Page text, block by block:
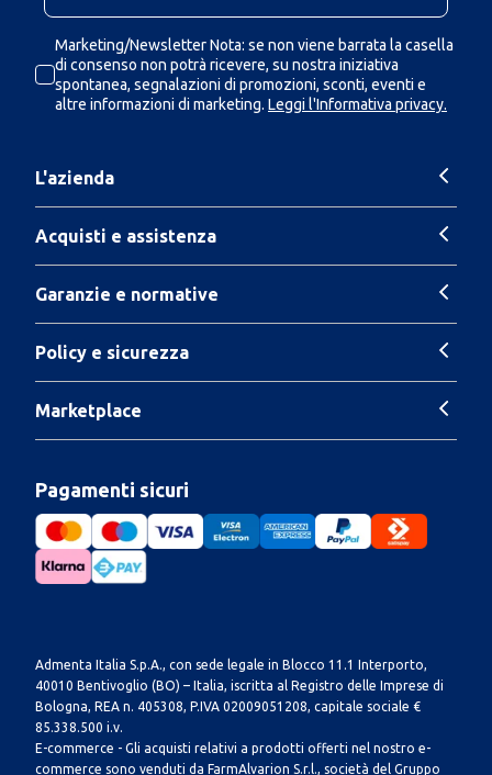
Marketing/Newsletter Nota: se non viene barrata la casella
di consenso non potrà ricevere, su nostra iniziativa
spontanea, segnalazioni di promozioni, sconti, eventi e
altre informazioni di marketing. Leggi l'Informativa privacy.
L'azienda
Acquisti e assistenza
Garanzie e normative
Policy e sicurezza
Marketplace
Pagamenti sicuri
Admenta Italia S.p.A., con sede legale in Blocco 11.1 Interporto,
40010 Bentivoglio (BO) – Italia, iscritta al Registro delle Imprese di
Bologna, REA n. 405308, P.IVA 02009051208, capitale sociale €
85.338.500 i.v.
E-commerce - Gli acquisti relativi a prodotti offerti nel nostro e-
commerce sono venduti da FarmAlvarion S.r.l., società del Gruppo